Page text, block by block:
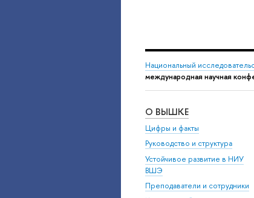
Национальный
международная научная
О ВЫШКЕ
Цифры и факты
Руководство и структура
Устойчивое развитие в НИУ
ВШЭ
Преподаватели и сотрудники